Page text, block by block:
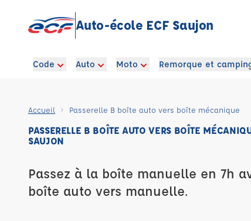
Auto-école ECF Saujon
Code Auto Moto Remorque et
Accueil Passerelle B boîte auto vers boîte mécanique
PASSERELLE B BOÎTE AUTO VERS BOÎTE
SAUJON
Passez à la boîte manuelle en 7h
boîte auto vers manuelle.